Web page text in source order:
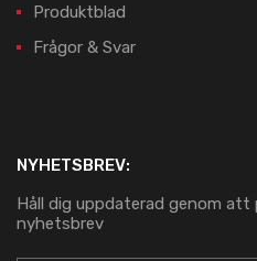
Produktblad
Frågor & Svar
NYHETSBREV:
Håll dig uppdaterad genom att
nyhetsbrev